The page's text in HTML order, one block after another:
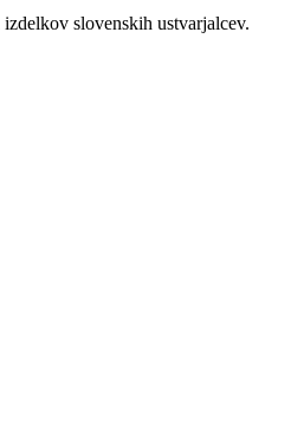
izdelkov slovenskih ustvarjalcev.